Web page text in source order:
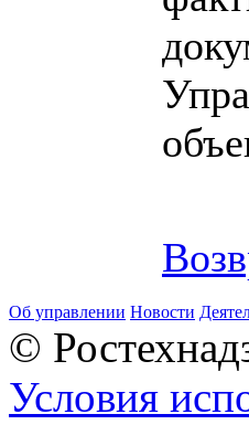
Об управлении Новости
©
Условия